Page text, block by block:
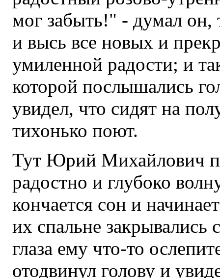
мог забыть!" - думал он,
и высь все новых и
умиленной радости; и
которой послышались
увидел, что сидят на
тихонько поют.
Тут Юрий Михайлович
радостно и глубоко
кончается сон и
их спальне закрывались
глаза ему что-то
отодвинул голову и